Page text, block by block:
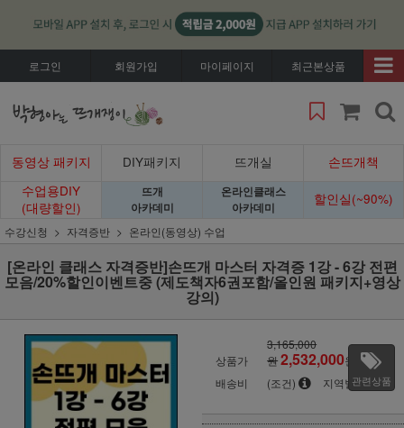
로그인 회원가입 마이페이지 최근본상품
동영상 패키지 DIY패키지 뜨개실
손뜨개책
수업용DIY
(대량할인)
뜨개
아카데미
온라인클래스
아카데미
할인실(~90%)
수강신청 자격증반 온라인(동영상) 수업
[온라인 클래스 자격증반]손뜨개 마스터 자격증 1강 - 6강 전편
모음/20%할인이벤트중 (제도책자6권포함/올인원 패키지+영상
강의)
상품가
3,165,000
원2,532,000원
배송비
(조건) 지역별관련상품